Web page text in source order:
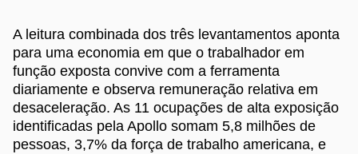
A leitura combinada dos três levantamentos aponta
para uma economia em que o trabalhador em
função exposta convive com a ferramenta
diariamente e observa remuneração relativa em
desaceleração. As 11 ocupações de alta exposição
identificadas pela Apollo somam 5,8 milhões de
pessoas, 3,7% da força de trabalho americana, e